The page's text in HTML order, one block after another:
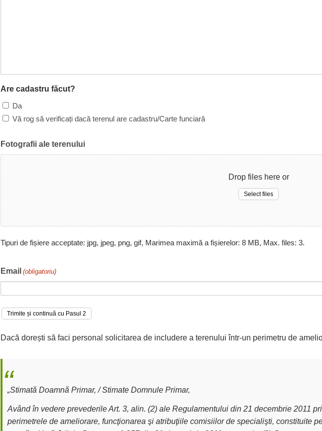
Are cadastru făcut?
Da
Vă rog să verificați dacă terenul are cadastru/Carte funciară
Fotografii ale terenului
Drop files here or
Select files
Tipuri de fișiere acceptate: jpg, jpeg, png, gif, Marimea maximă a fișierelor: 8 MB, Max. files: 3.
Email (obligatoriu)
Dacă dorești să faci personal solicitarea de includere a terenului într-un perimetru de
„Stimată Doamnă Primar, / Stimate Domnule Primar,
Având în vedere prevederile Art. 3, alin. (2) ale Regulamentului din 21 decembrie 2011
perimetrele de ameliorare, funcţionarea şi atribuţiile comisiilor de specialişti, constituite